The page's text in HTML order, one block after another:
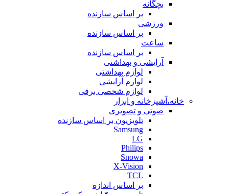
بچگانه
بر اساس سازنده
ورزشی
بر اساس سازنده
ساعت
بر اساس سازنده
آرایشی و بهداشتی
لوازم بهداشتی
لوازم آرایشی
لوازم شخصی برقی
خانه،آشپزخانه و ابزار
صوتی و تصویری
تلویزیون بر اساس سازنده
Samsung
LG
Philips
Snowa
X-Vision
TCL
بر اساس اندازه